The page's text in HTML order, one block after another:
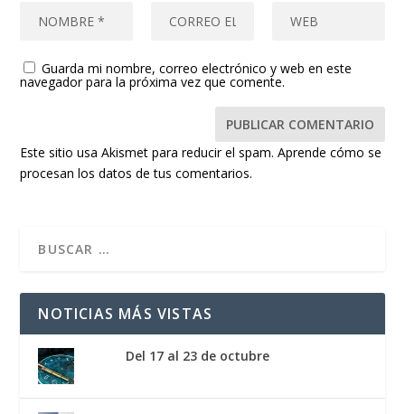
Guarda mi nombre, correo electrónico y web en este
navegador para la próxima vez que comente.
Este sitio usa Akismet para reducir el spam.Aprende cómo se
procesan los datos de tus comentarios.
NOTICIAS MÁS VISTAS
Del 17 al 23 de octubre